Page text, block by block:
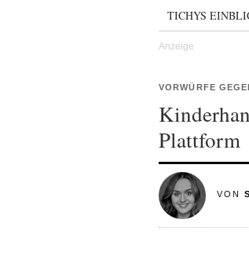
TICHYS
VORWÜRFE
Plattform
VON